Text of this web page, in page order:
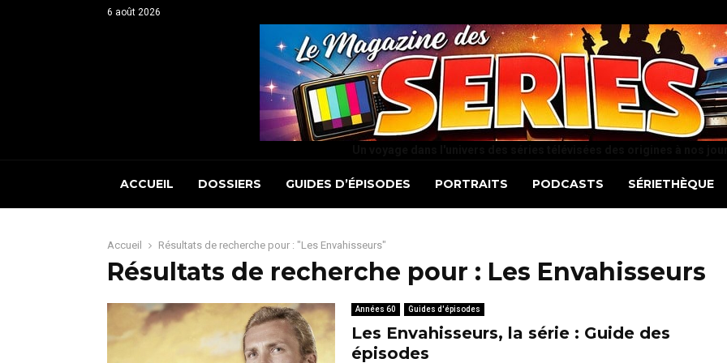
6 août 2026
ACCUEIL DOSSIERS GUIDES D’ÉPISODES PORTRAITS PODCASTS SÉRIETHÈQUE
Accueil Résultats de recherche pour : "Les Envahisseurs"
Résultats de recherche pour : Les Envahisseurs
Années 60 Guides d'épisodes
Les Envahisseurs, la série : Guide des
épisodes